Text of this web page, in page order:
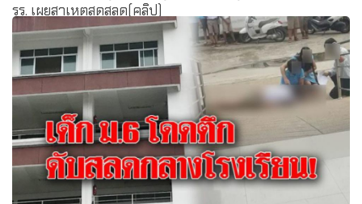
รร. เผยสาเหตุสุดสลด(คลิป)